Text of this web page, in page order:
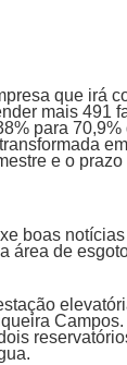
que irá
mais 491
para
e o
boas
área de